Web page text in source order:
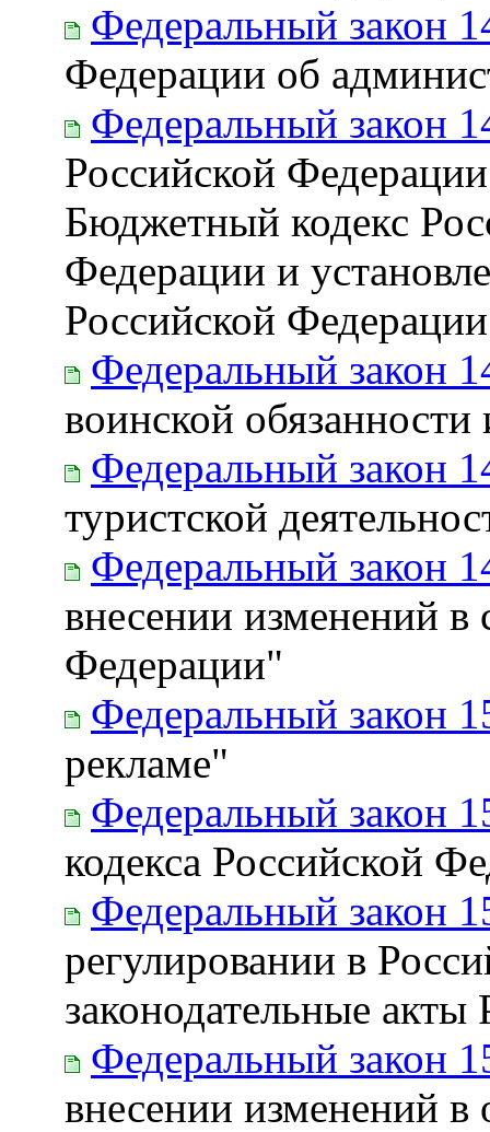
Федеральный закон
Федерации об
Федеральный закон
Российской
Бюджетный кодекс
Федерации и
Российской
Федеральный закон
воинской
Федеральный закон
туристской
Федеральный закон
внесении изменений в
Федерации"
Федеральный закон
рекламе"
Федеральный закон
кодекса Российской
Федеральный закон
регулировании в
законодательные
Федеральный закон
внесении изменений в